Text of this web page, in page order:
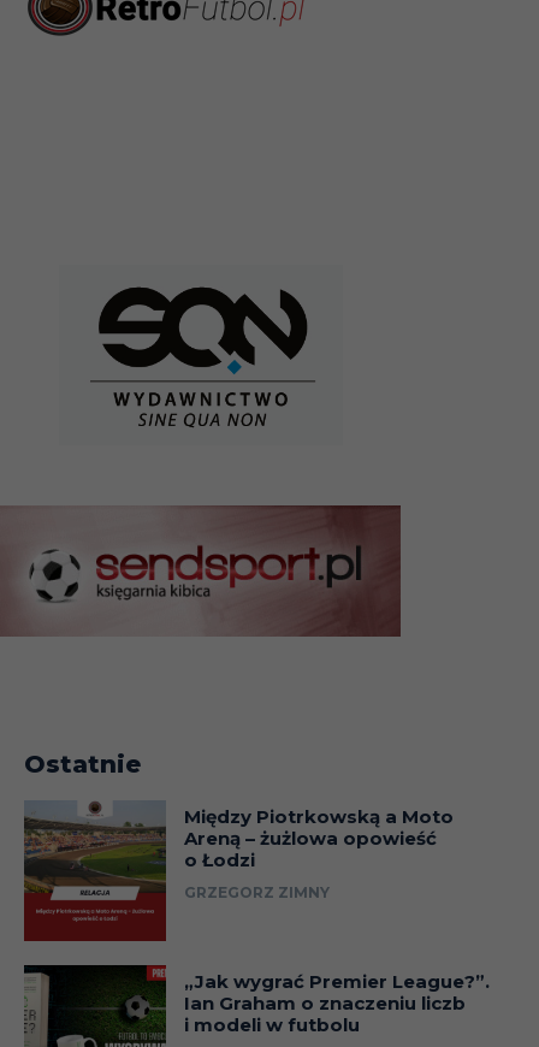
Ostatnie
Między Piotrkowską a Moto
Areną – żużlowa opowieść
o Łodzi
GRZEGORZ ZIMNY
„Jak wygrać Premier League?”.
Ian Graham o znaczeniu liczb
i modeli w futbolu